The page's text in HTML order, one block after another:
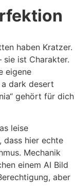
haben Kratzer.
ist Charakter.
eigene
a dark desert
gehört für dich
leise
dass hier echte
Mechanik
einem AI Bild
aber